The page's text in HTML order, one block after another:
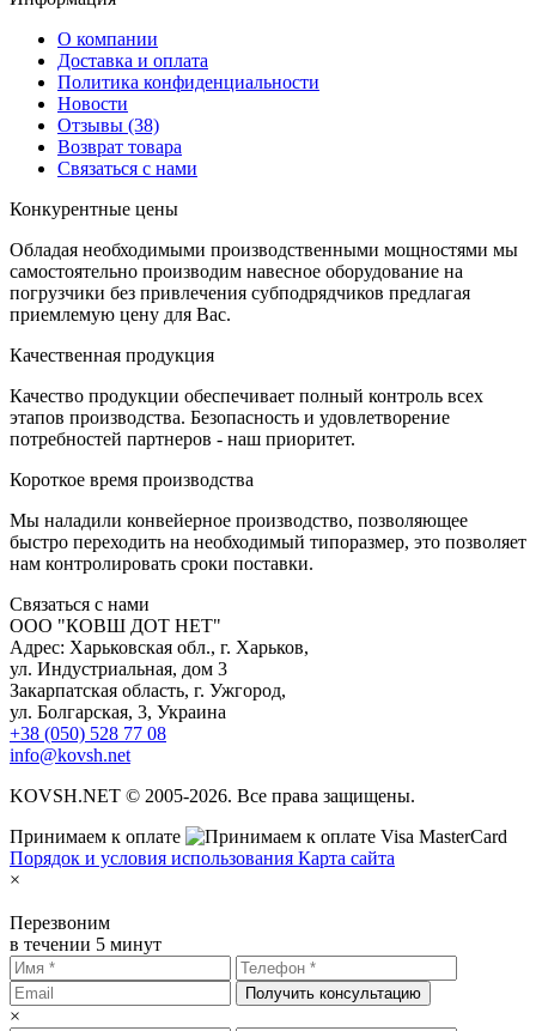
О компании
Доставка и оплата
Политика конфиденциальности
Новости
Отзывы (38)
Возврат товара
Связаться с нами
Конкурентные цены
Обладая необходимыми производственными мощностями мы
самостоятельно производим навесное оборудование на
погрузчики без привлечения субподрядчиков предлагая
приемлемую цену для Вас.
Качественная продукция
Качество продукции обеспечивает полный контроль всех
этапов производства. Безопасность и удовлетворение
потребностей партнеров - наш приоритет.
Короткое время производства
Мы наладили конвейерное производство, позволяющее
быстро переходить на необходимый типоразмер, это позволяет
нам контролировать сроки поставки.
Связаться с нами
ООО "КОВШ ДОТ НЕТ"
Адрес: Харьковская обл., г. Харьков,
ул. Индустриальная, дом 3
Закарпатская область, г. Ужгород,
ул. Болгарская, 3, Украина
+38 (050) 528 77 08
info@kovsh.net
KOVSH.NET © 2005-2026. Все права защищены.
Принимаем к оплате
Порядок и условия использования Карта сайта
×
Перезвоним
в течении 5 минут
Получить консультацию
×